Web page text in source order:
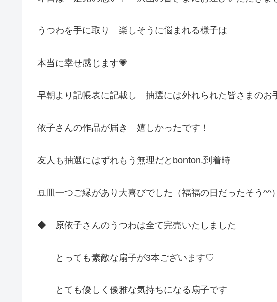
うつわを手に取り 楽しそうに悩まれる様子は
本当に幸せ感じます💗
早朝より記帳表に記載し 抽選には外れられた皆さまのお
依子さんの作品が届き 嬉しかったです！
友人も抽選にはずれもう無理だとbonton.到着時
豆皿一つご縁があり大喜びでした（福福の日だったそう^^）
◆ 原依子さんのうつわは全て完売いたしました
とっても素敵な扇子が3本ございます♡
とても優しく優雅な気持ちになる扇子です